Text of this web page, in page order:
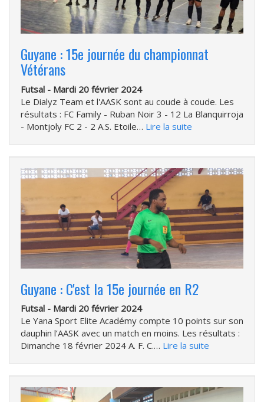
Guyane : 15e journée du championnat
Vétérans
Futsal - Mardi 20 février 2024
Le Dialyz Team et l'AASK sont au coude à coude. Les
résultats : FC Family - Ruban Noir 3 - 12 La Blanquirroja
- Montjoly FC 2 - 2 A.S. Etoile… Lire la suite
Guyane : C'est la 15e journée en R2
Futsal - Mardi 20 février 2024
Le Yana Sport Elite Académy compte 10 points sur son
dauphin l’AASK avec un match en moins. Les résultats :
Dimanche 18 février 2024 A. F. C.… Lire la suite